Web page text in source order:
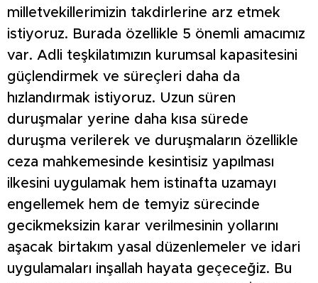
milletvekillerimizin takdirlerine arz etmek
istiyoruz. Burada özellikle 5 önemli amacımız
var. Adli teşkilatımızın kurumsal kapasitesini
güçlendirmek ve süreçleri daha da
hızlandırmak istiyoruz. Uzun süren
duruşmalar yerine daha kısa sürede
duruşma verilerek ve duruşmaların özellikle
ceza mahkemesinde kesintisiz yapılması
ilkesini uygulamak hem istinafta uzamayı
engellemek hem de temyiz sürecinde
gecikmeksizin karar verilmesinin yollarını
aşacak birtakım yasal düzenlemeler ve idari
uygulamaları inşallah hayata geçeceğiz. Bu